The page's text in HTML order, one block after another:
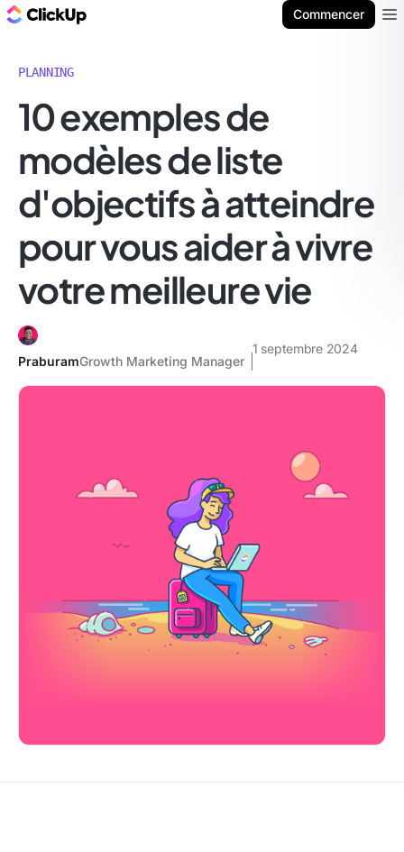
Commencer
PLANNING
10 exemples de
modèles de liste
d'objectifs à atteindre
pour vous aider à vivre
votre meilleure vie
PraburamGrowth Marketing Manager
1 septembre 2024